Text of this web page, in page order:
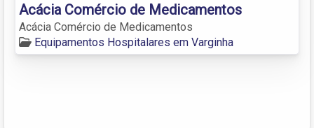
Acácia Comércio de Medicamentos
Acácia Comércio de Medicamentos
Equipamentos Hospitalares em Varginha